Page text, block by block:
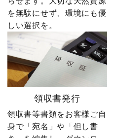
を無駄にせず、環境にも優
しい選択を。
領収書発行
領収書等書類をお客様ご自
身で「宛名」や「但し書